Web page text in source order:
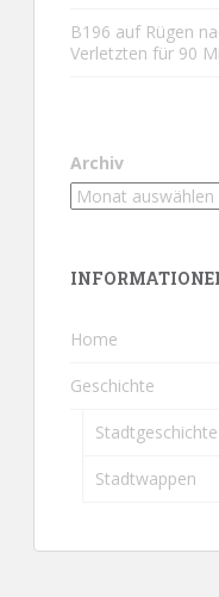
B196 auf Rügen
Verletzten für 90
Archiv
Home
Geschichte
Stadtgeschichte
Stadtwappen